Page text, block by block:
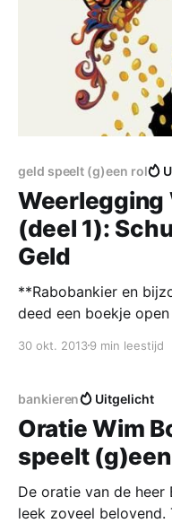
geld speelt (g)een rol
Weerlegging
(deel 1):
Geld
**Rabobankier en
deed een boekje
blijven. Boonstra
30 okt. 20139 min leestijd
bankieren Uitgelicht
Oratie Wim
speelt
De oratie van de heer
leek zoveel